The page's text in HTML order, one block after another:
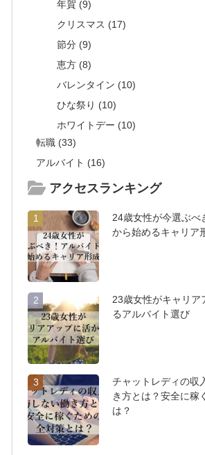
年賀 (9)
クリスマス (17)
節分 (9)
恵方 (8)
バレンタイン (10)
ひな祭り (10)
ホワイトデー (10)
転職 (33)
アルバイト (16)
アクセスランキング
1
24歳女性が今選ぶべ
から始めるキャリア
2
23歳女性がキャリア
るアルバイト選び
3
チャットレディの収
き方とは？安全に稼
は？